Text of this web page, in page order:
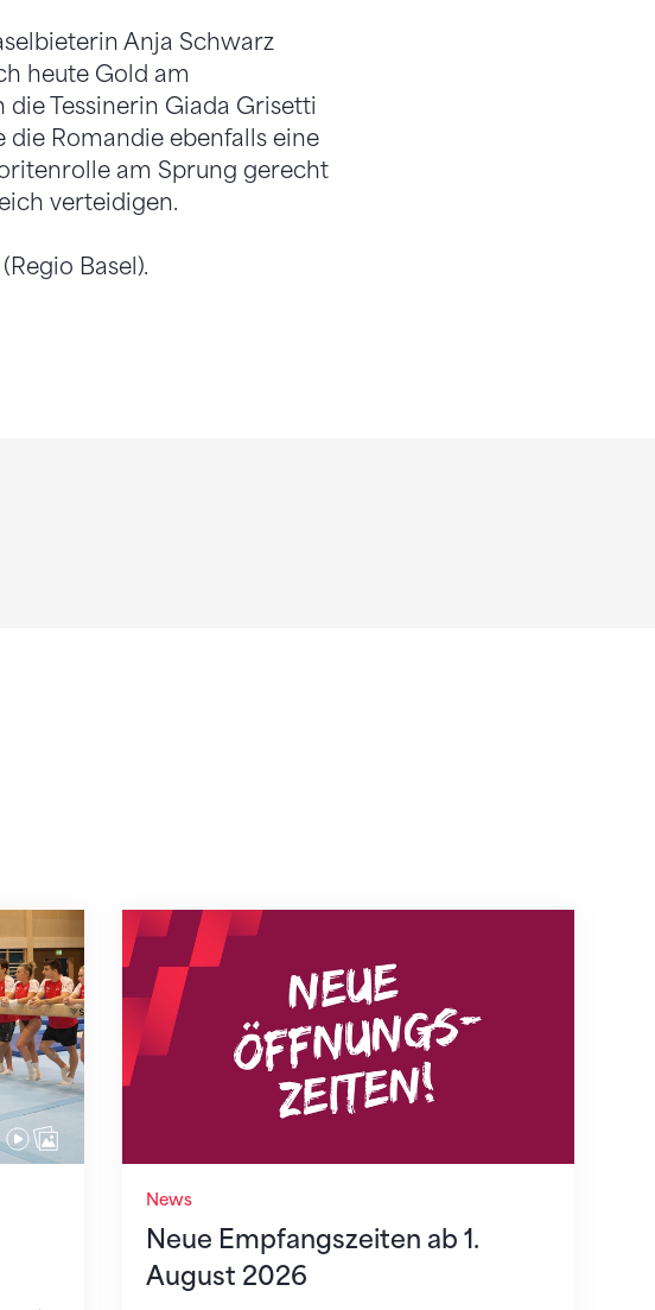
Anja Schwarz
heute Gold am
Tessinerin Giada Grisetti
die Romandie ebenfalls eine
am Sprung gerecht
verteidigen.
Basel).
News
Neue Empfangszeiten ab 1.
August 2026
Neue Empfangszeiten ab 1. August 2026